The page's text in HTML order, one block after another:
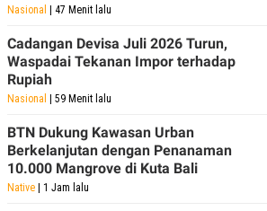
Nasional | 47 Menit lalu
Cadangan Devisa Juli 2026 Turun,
Waspadai Tekanan Impor terhadap
Rupiah
Nasional | 59 Menit lalu
BTN Dukung Kawasan Urban
Berkelanjutan dengan Penanaman
10.000 Mangrove di Kuta Bali
Native | 1 Jam lalu